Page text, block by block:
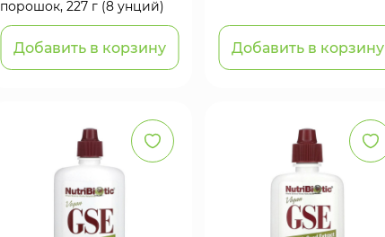
порошок, 227 г (8 унций)
Добавить в корзину Добавить в корзину